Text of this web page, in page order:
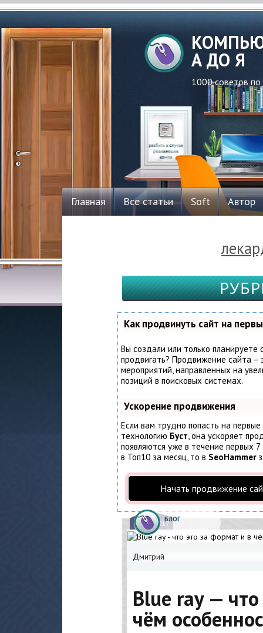
А ДО Я
1000 советов
Главная Все статьи Soft Автор
Как продвинуть сайт на
Вы создали или только планируете
продвигать? Продвижение сайта –
мероприятий, направленных на
позиций в поисковых системах.
Ускорение продвижения
Если вам трудно попасть на
технологию Буст, она ускоряет
появляются уже в течение первых
в Топ10 за месяц, то в SeoHammer
Начать продвижение
01.12.2017
БЛОГ
Дмитрий
Blue ray —
чём